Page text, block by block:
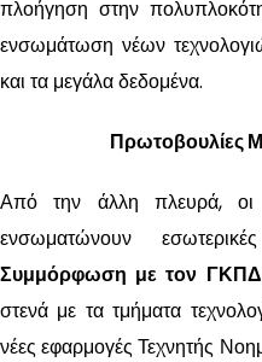
πλοήγηση στην
ενσωμάτωση νέων
και τα μεγάλα δεδομένα.
Πρωτοβουλίες
Από την άλλη πλευρά, οι
ενσωματώνουν
Συμμόρφωση με τον ΓΚΠΔ
στενά με τα τμήματα
νέες εφαρμογές Τεχνητής